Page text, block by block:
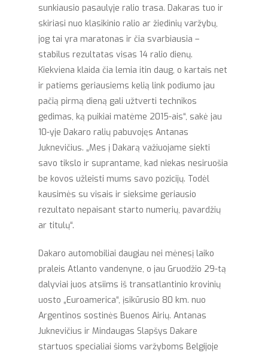
sunkiausio pasaulyje ralio trasa. Dakaras tuo ir
skiriasi nuo klasikinio ralio ar žiedinių varžybų,
jog tai yra maratonas ir čia svarbiausia –
stabilus rezultatas visas 14 ralio dienų.
Kiekviena klaida čia lemia itin daug, o kartais net
ir patiems geriausiems kelią link podiumo jau
pačią pirmą dieną gali užtverti technikos
gedimas, ką puikiai matėme 2015-ais“, sakė jau
10-yje Dakaro ralių pabuvojęs Antanas
Juknevičius. „Mes į Dakarą važiuojame siekti
savo tikslo ir suprantame, kad niekas nesiruošia
be kovos užleisti mums savo pozicijų. Todėl
kausimės su visais ir sieksime geriausio
rezultato nepaisant starto numerių, pavardžių
ar titulų“.
Dakaro automobiliai daugiau nei mėnesį laiko
praleis Atlanto vandenyne, o jau Gruodžio 29-tą
dalyviai juos atsiims iš transatlantinio krovinių
uosto „Euroamerica“, įsikūrusio 80 km. nuo
Argentinos sostinės Buenos Airių. Antanas
Juknevičius ir Mindaugas Slapšys Dakare
startuos specialiai šioms varžyboms Belgijoje